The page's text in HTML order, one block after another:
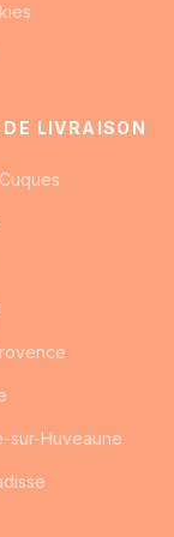
LIVRAISON
sur-Huveaune